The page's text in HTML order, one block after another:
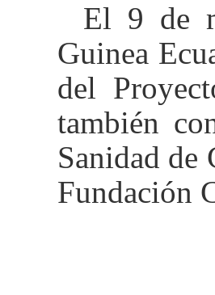
El 9 de
Guinea
del
también
Sanidad de
Fundación